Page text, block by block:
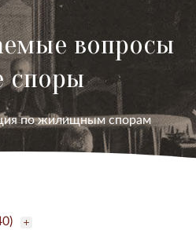
вопросы
по жилищным спорам